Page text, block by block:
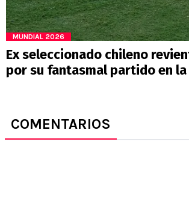
MUNDIAL 2026
Ex seleccionado chileno
por su fantasmal partido en
COMENTARIOS